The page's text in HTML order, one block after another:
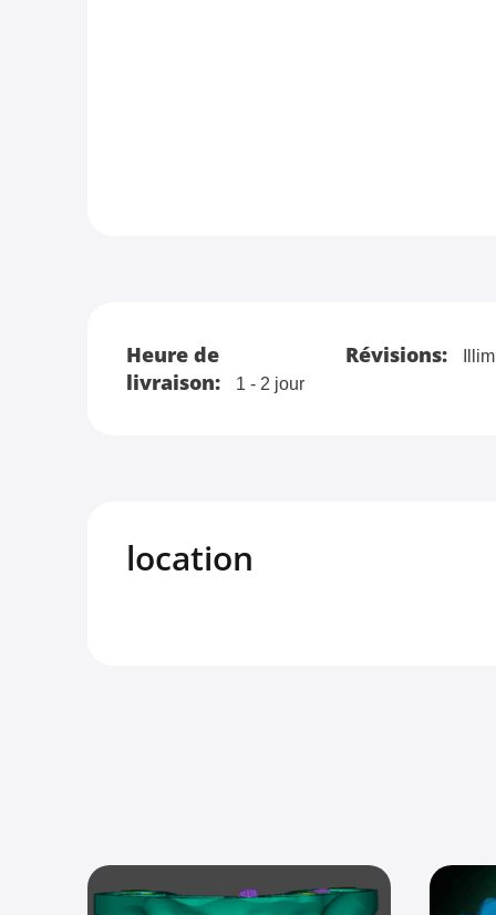
Heure de
livraison:
1 - 2 jour
Révisions:
location